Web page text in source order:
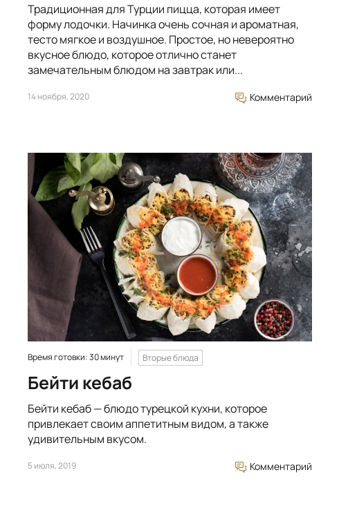
Традиционная для Турции пицца, которая имеет
форму лодочки. Начинка очень сочная и ароматная,
тесто мягкое и воздушное. Простое, но невероятно
вкусное блюдо, которое отлично станет
замечательным блюдом на завтрак или...
14 ноября, 2020 Комментарий
Время готовки: 30 минут Вторые блюда
Бейти кебаб
Бейти кебаб — блюдо турецкой кухни, которое
привлекает своим аппетитным видом, а также
удивительным вкусом.
5 июля, 2019 Комментарий